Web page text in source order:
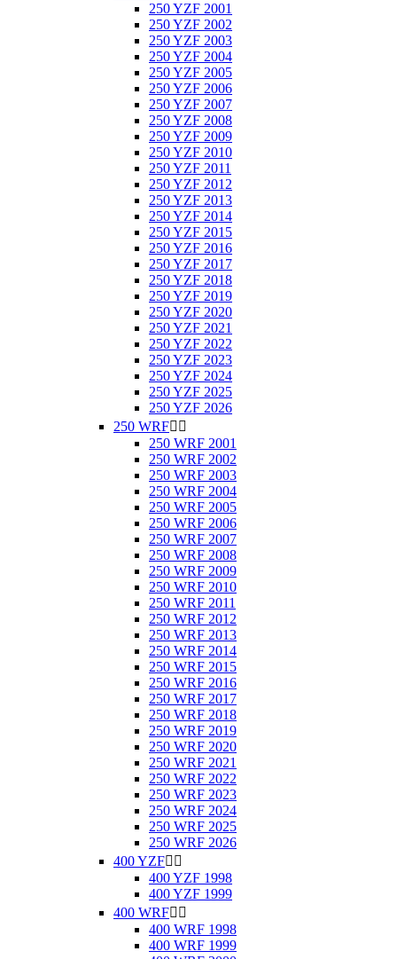
250 YZF 2001
250 YZF 2002
250 YZF 2003
250 YZF 2004
250 YZF 2005
250 YZF 2006
250 YZF 2007
250 YZF 2008
250 YZF 2009
250 YZF 2010
250 YZF 2011
250 YZF 2012
250 YZF 2013
250 YZF 2014
250 YZF 2015
250 YZF 2016
250 YZF 2017
250 YZF 2018
250 YZF 2019
250 YZF 2020
250 YZF 2021
250 YZF 2022
250 YZF 2023
250 YZF 2024
250 YZF 2025
250 YZF 2026
250 WRF 
250 WRF 2001
250 WRF 2002
250 WRF 2003
250 WRF 2004
250 WRF 2005
250 WRF 2006
250 WRF 2007
250 WRF 2008
250 WRF 2009
250 WRF 2010
250 WRF 2011
250 WRF 2012
250 WRF 2013
250 WRF 2014
250 WRF 2015
250 WRF 2016
250 WRF 2017
250 WRF 2018
250 WRF 2019
250 WRF 2020
250 WRF 2021
250 WRF 2022
250 WRF 2023
250 WRF 2024
250 WRF 2025
250 WRF 2026
400 YZF 
400 YZF 1998
400 YZF 1999
400 WRF 
400 WRF 1998
400 WRF 1999